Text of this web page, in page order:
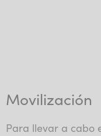
Movilización
Para llevar a cabo